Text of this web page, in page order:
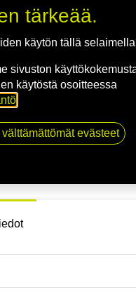
tärkeää.
käytön tällä
sivuston
käytöstä osoitteessa
.
evästeet